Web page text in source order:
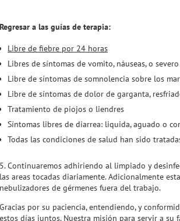
Regresar a las guías de terapia:
Libre de fiebre por 24 horas
Libres de síntomas de vomito, náuseas, o
Libre de síntomas de somnolencia sobre los
Libre de síntomas de dolor de garganta,
Tratamiento de piojos o liendres
Síntomas libres de diarrea: liquida, aguado o
Todas las condiciones de salud han sido
5. Continuaremos adhiriendo al limpiado y
las areas tocadas diariamente. Adicionalmente
nebulizadores de gérmenes fuera del trabajo.
Gracias por su paciencia, entendiendo, y
estos días juntos. Nuestra misión para servir a su